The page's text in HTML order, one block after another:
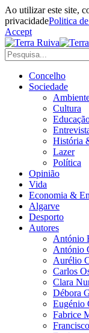
Ao utilizar este site,
privacidadePolitica
Accept
Concelho
Sociedade
Cultura
História
Lazer
Política
Opinião
Vida
Economia &
Algarve
Desporto
Autores
António
António
Aurélio
Carlos
Clara
Débora
Eugénio
Fabrice